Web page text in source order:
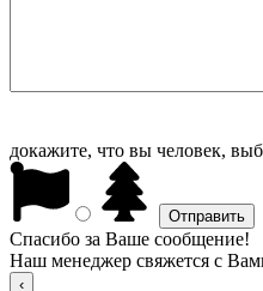
докажите, что вы человек,
Спасибо за Ваше сообщение!
Наш менеджер свяжется с